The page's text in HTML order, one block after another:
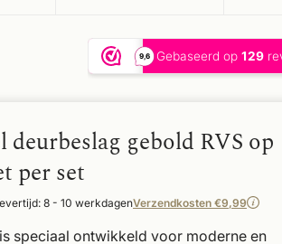
gebold RVS op
per set
8 - 10 werkdagenVerzendkosten €9,99
speciaal ontwikkeld voor moderne en